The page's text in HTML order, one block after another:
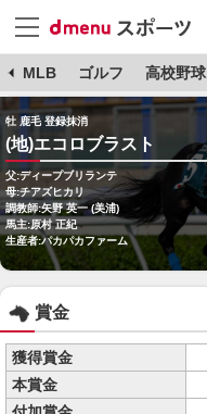
MLB ゴルフ 高校野球
牡 鹿毛 登録抹消
(地)エコロブラスト
父:ディープブリランテ
母:チアズヒカリ
調教師:矢野 英一 (美浦)
馬主:原村 正紀
生産者:パカパカファーム
賞金
獲得賞金
本賞金